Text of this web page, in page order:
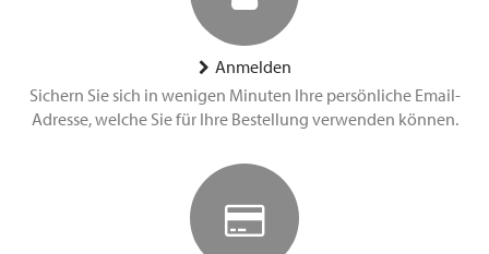
Anmelden
Sichern Sie sich in wenigen Minuten Ihre persönliche Email-
Adresse, welche Sie für Ihre Bestellung verwenden können.